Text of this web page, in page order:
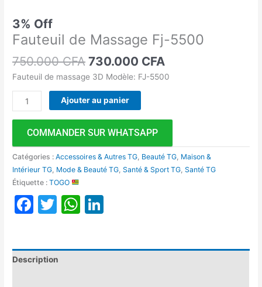
3% Off
Fauteuil de Massage Fj-5500
750.000CFA 730.000 CFA
Fauteuil de massage 3D Modèle: FJ-5500
Ajouter au panier
COMMANDER SUR WHATSAPP
Catégories :Accessoires & Autres TG, Beauté TG, Maison &
Intérieur TG, Mode & Beauté TG,Santé & Sport TG,Santé TG
Étiquette :TOGO
Facebook
TwitterWhatsApp
Description